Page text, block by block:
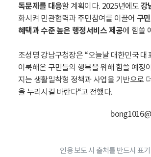
독문제를 대응할 계획이다. 2025년에도 강
화시켜 민관협력과 주민참여를 이끌어구
혜택과 수준 높은 행정서비스 제공에 힘쓸
조성명 강남구청장은 “오늘날 대한민국 대
이룩해온 구민들의 행복을 위해 힘쓸 예정
지는 생활밀착형 정책과 사업을 기반으로
을 누리시길 바란다“고 전했다.
인용 보도 시 출처를 반드시 표